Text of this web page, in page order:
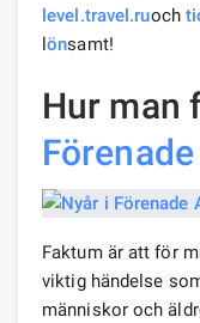
level.travel.ruoch
lönsamt!
Hur man
Faktum är att för
viktig händelse
människor och